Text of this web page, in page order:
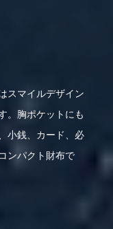
スマイルデザイン
。胸ポケットにも
小銭、カード、必
ンパクト財布で